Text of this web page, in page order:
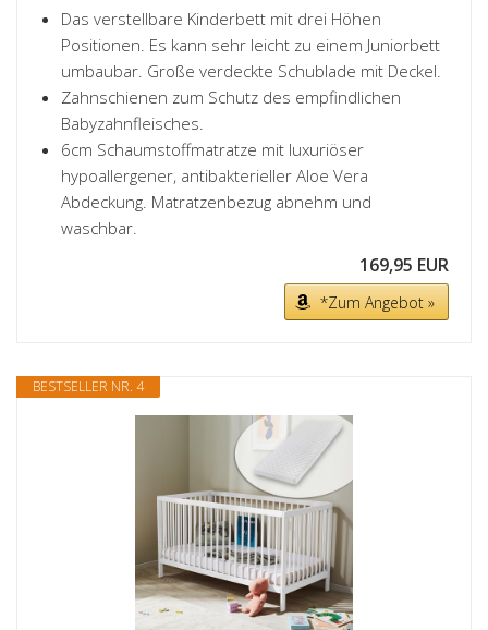
Das verstellbare Kinderbett mit drei Höhen
Positionen. Es kann sehr leicht zu einem Juniorbett
umbaubar. Große verdeckte Schublade mit Deckel.
Zahnschienen zum Schutz des empfindlichen
Babyzahnfleisches.
6cm Schaumstoffmatratze mit luxuriöser
hypoallergener, antibakterieller Aloe Vera
Abdeckung. Matratzenbezug abnehm und
waschbar.
169,95 EUR
*Zum Angebot »
BESTSELLER NR. 4